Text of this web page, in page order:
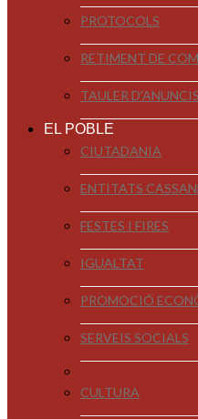
PROTOCOLS
RETIMENT DE
TAULER D'ANUNCIS
EL POBLE
CIUTADANIA
ENTITATS
FESTES I FIRES
IGUALTAT
PROMOCIÓ
SERVEIS SOCIALS
CULTURA